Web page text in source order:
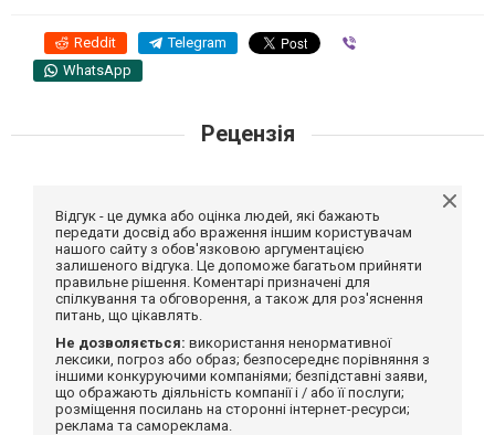
Reddit Telegram
WhatsApp
Рецензія
Відгук - це думка або оцінка людей, які бажають
передати досвід або враження іншим користувачам
нашого сайту з обов'язковою аргументацією
залишеного відгука. Це допоможе багатьом прийняти
правильне рішення. Коментарі призначені для
спілкування та обговорення, а також для роз'яснення
питань, що цікавлять.
Не дозволяється: використання ненормативної
лексики, погроз або образ; безпосереднє порівняння з
іншими конкуруючими компаніями; безпідставні заяви,
що ображають діяльність компанії і / або її послуги;
розміщення посилань на сторонні інтернет-ресурси;
реклама та самореклама.